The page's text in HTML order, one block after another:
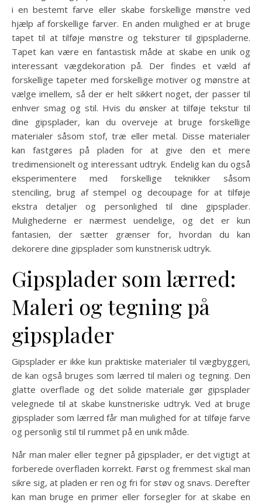
i en bestemt farve eller skabe forskellige mønstre ved
hjælp af forskellige farver. En anden mulighed er at bruge
tapet til at tilføje mønstre og teksturer til gipspladerne.
Tapet kan være en fantastisk måde at skabe en unik og
interessant vægdekoration på. Der findes et væld af
forskellige tapeter med forskellige motiver og mønstre at
vælge imellem, så der er helt sikkert noget, der passer til
enhver smag og stil. Hvis du ønsker at tilføje tekstur til
dine gipsplader, kan du overveje at bruge forskellige
materialer såsom stof, træ eller metal. Disse materialer
kan fastgøres på pladen for at give den et mere
tredimensionelt og interessant udtryk. Endelig kan du også
eksperimentere med forskellige teknikker såsom
stenciling, brug af stempel og decoupage for at tilføje
ekstra detaljer og personlighed til dine gipsplader.
Mulighederne er nærmest uendelige, og det er kun
fantasien, der sætter grænser for, hvordan du kan
dekorere dine gipsplader som kunstnerisk udtryk.
Gipsplader som lærred:
Maleri og tegning på
gipsplader
Gipsplader er ikke kun praktiske materialer til vægbyggeri,
de kan også bruges som lærred til maleri og tegning. Den
glatte overflade og det solide materiale gør gipsplader
velegnede til at skabe kunstneriske udtryk. Ved at bruge
gipsplader som lærred får man mulighed for at tilføje farve
og personlig stil til rummet på en unik måde.
Når man maler eller tegner på gipsplader, er det vigtigt at
forberede overfladen korrekt. Først og fremmest skal man
sikre sig, at pladen er ren og fri for støv og snavs. Derefter
kan man bruge en primer eller forsegler for at skabe en